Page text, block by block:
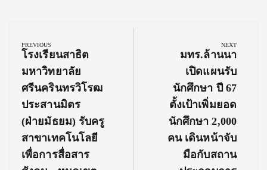
navigation
PREVIOUS
Previous
Post:
โรงเรียนสาธิต
มหาวิทยาลัย
ศรีนครินทรวิโรฒ
ประสานมิตร
(ฝ่ายมัธยม) รับครู
สาขาเทคโนโลยี
เพื่อการสื่อสาร
NEXT
Next
Post:
มทร.ล้านนา
เปิดแผนรับ
นักศึกษา ปี 67
ตั้งเป้าเพิ่มยอด
นักศึกษา 2,000
คน เดินหน้าจับ
มือกับสถาน